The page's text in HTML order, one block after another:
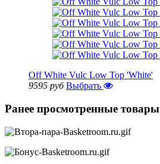
Off White Vulc Low Top 'White'
9595 руб Выбрать
Ранее просмотренные товары